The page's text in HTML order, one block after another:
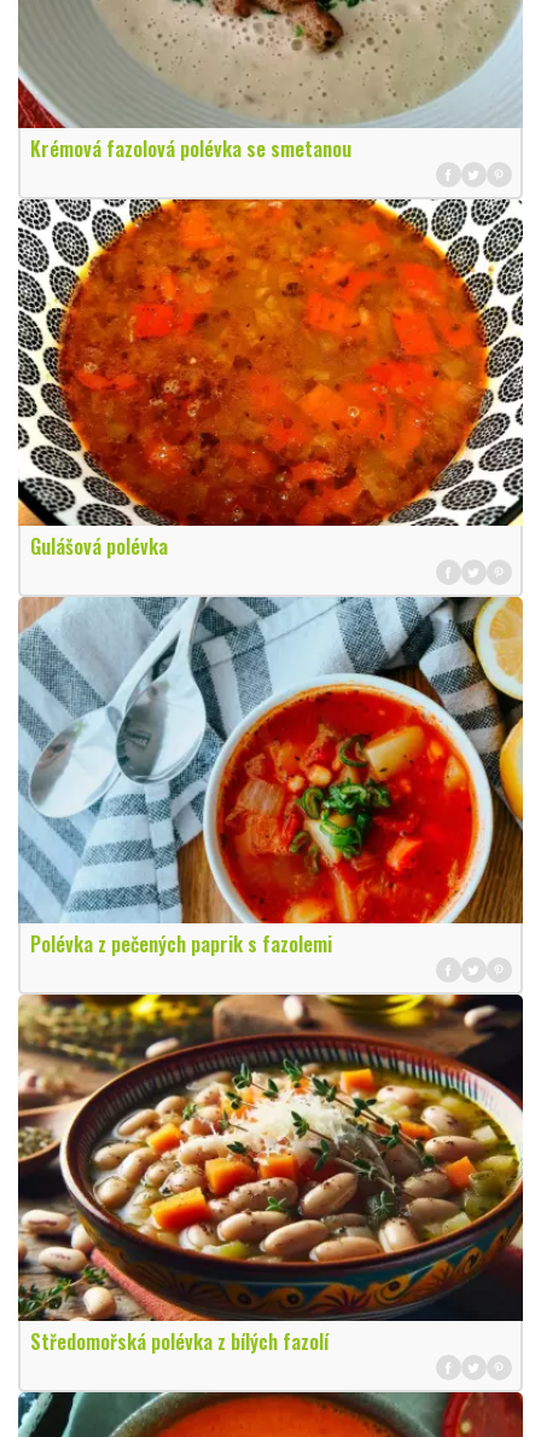
Krémová fazolová polévka se smetanou
Gulášová polévka
Polévka z pečených paprik s fazolemi
Středomořská polévka z bílých fazolí